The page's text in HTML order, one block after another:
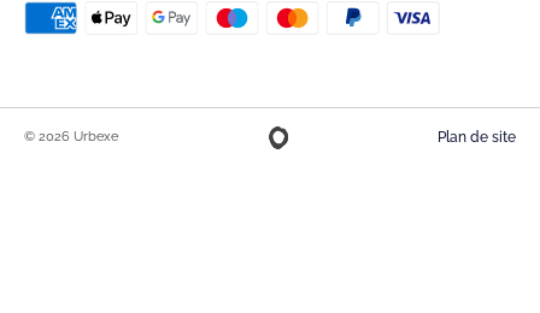
© 2026 Urbexe Plan de site